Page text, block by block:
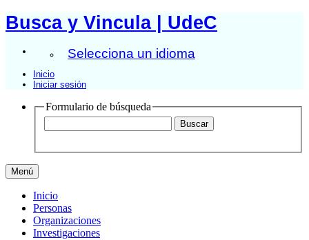
Busca y Vincula | UdeC
Selecciona un idioma
Inicio
Iniciar sesión
Formulario de búsqueda
Menú
Inicio
Personas
Organizaciones
Investigaciones